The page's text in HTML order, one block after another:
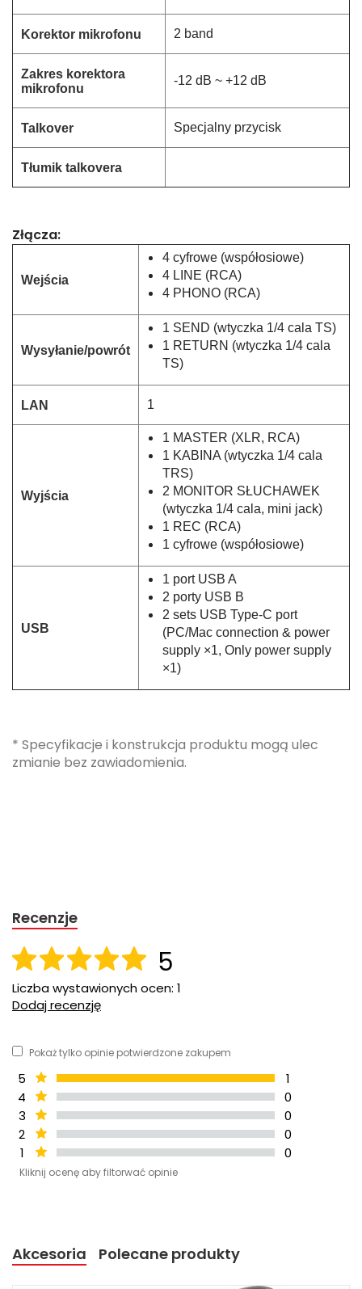
Korektor mikrofonu 2 band
Zakres korektora
mikrofonu
-12 dB ~ +12 dB
Talkover Specjalny przycisk
Tłumik talkovera
Złącza:
Wejścia
4 cyfrowe (współosiowe)
4 LINE (RCA)
4 PHONO (RCA)
Wysyłanie/powrót
1 SEND (wtyczka 1/4 cala TS)
1 RETURN (wtyczka 1/4 cala
TS)
LAN 1
Wyjścia
1 MASTER (XLR, RCA)
1 KABINA (wtyczka 1/4 cala
TRS)
2 MONITOR SŁUCHAWEK
(wtyczka 1/4 cala, mini jack)
1 REC (RCA)
1 cyfrowe (współosiowe)
USB
1 port USB A
2 porty USB B
2 sets USB Type-C port
(PC/Mac connection & power
supply ×1, Only power supply
×1)
* Specyfikacje i konstrukcja produktu mogą ulec
zmianie bez zawiadomienia.
Recenzje
5
Liczba wystawionych ocen: 1
Dodaj recenzję
Pokaż tylko opinie potwierdzone zakupem
5
1
4
0
3
0
2
0
1
0
Kliknij ocenę aby filtorwać opinie
Akcesoria Polecane produkty